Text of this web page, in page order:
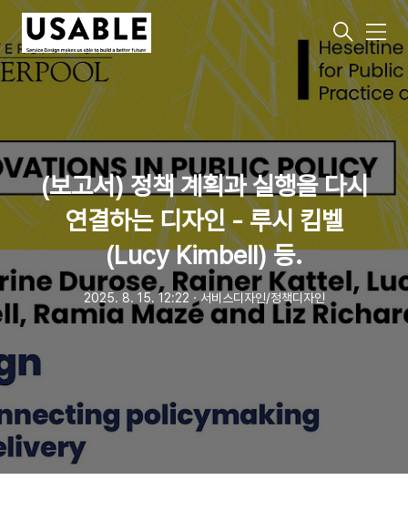
메
뉴
(보고서) 정책 계획과 실행을 다시
연결하는 디자인 - 루시 킴벨
(Lucy Kimbell) 등.
2025. 8. 15. 12:22 ㆍ서비스디자인/정책디자인